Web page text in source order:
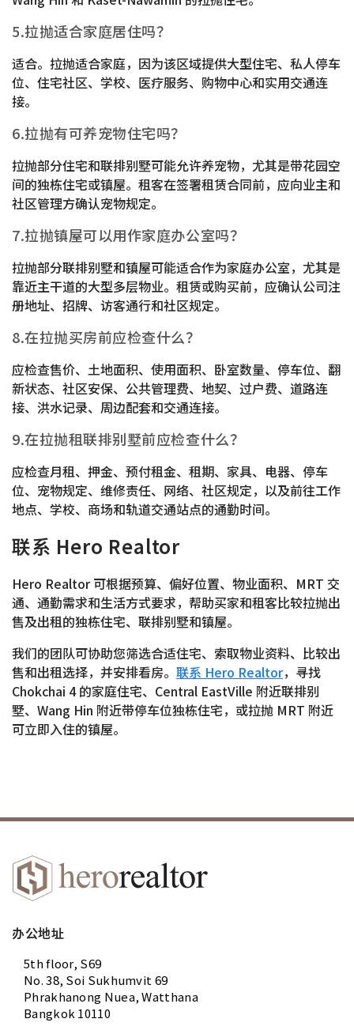
5.拉抛适合家庭居住吗？
适合。拉抛适合家庭，因为该区域提供大型住宅、私人停车
位、住宅社区、学校、医疗服务、购物中心和实用交通连
接。
6.拉抛有可养宠物住宅吗？
拉抛部分住宅和联排别墅可能允许养宠物，尤其是带花园空
间的独栋住宅或镇屋。租客在签署租赁合同前，应向业主和
社区管理方确认宠物规定。
7.拉抛镇屋可以用作家庭办公室吗？
拉抛部分联排别墅和镇屋可能适合作为家庭办公室，尤其是
靠近主干道的大型多层物业。租赁或购买前，应确认公司注
册地址、招牌、访客通行和社区规定。
8.在拉抛买房前应检查什么？
应检查售价、土地面积、使用面积、卧室数量、停车位、翻
新状态、社区安保、公共管理费、地契、过户费、道路连
接、洪水记录、周边配套和交通连接。
9.在拉抛租联排别墅前应检查什么？
应检查月租、押金、预付租金、租期、家具、电器、停车
位、宠物规定、维修责任、网络、社区规定，以及前往工作
地点、学校、商场和轨道交通站点的通勤时间。
联系 Hero Realtor
Hero Realtor 可根据预算、偏好位置、物业面积、MRT 交
通、通勤需求和生活方式要求，帮助买家和租客比较拉抛出
售及出租的独栋住宅、联排别墅和镇屋。
我们的团队可协助您筛选合适住宅、索取物业资料、比较出
售和出租选择，并安排看房。 联系 Hero Realtor，寻找
Chokchai 4 的家庭住宅、Central EastVille 附近联排别
墅、Wang Hin 附近带停车位独栋住宅，或拉抛 MRT 附近
可立即入住的镇屋。
办公地址
5th floor, S69
No. 38, Soi Sukhumvit 69
Phrakhanong Nuea, Watthana
Bangkok 10110